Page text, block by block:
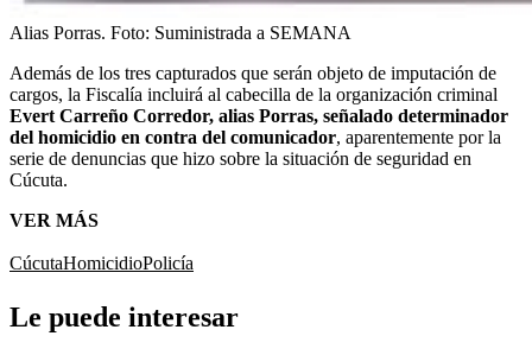
Alias Porras. Foto: Suministrada a SEMANA
Además de los tres capturados que serán objeto de imputación de
cargos, la Fiscalía incluirá al cabecilla de la organización criminal
Evert Carreño Corredor, alias Porras, señalado determinador
del homicidio en contra del comunicador, aparentemente por la
serie de denuncias que hizo sobre la situación de seguridad en
Cúcuta.
VER MÁS
CúcutaHomicidioPolicía
Le puede interesar